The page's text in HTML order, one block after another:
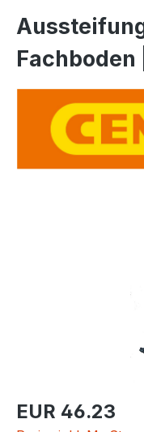
Fachboden
Regulärer Preis:
EUR 46.23